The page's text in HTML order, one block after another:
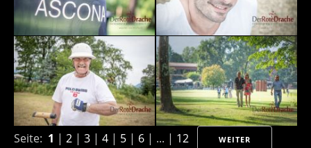
Seite: 1 | 2 | 3 | 4 | 5 | 6 | ... | 12 WEITER